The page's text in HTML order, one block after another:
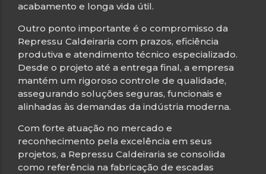
acabamento e longa vida útil.
Outro ponto importante é o compromisso da
Repressu Caldeiraria com prazos, eficiência
produtiva e atendimento técnico especializado.
Desde o projeto até a entrega final, a empresa
mantém um rigoroso controle de qualidade,
assegurando soluções seguras, funcionais e
alinhadas às demandas da indústria moderna.
Com forte atuação no mercado e
reconhecimento pela excelência em seus
projetos, a Repressu Caldeiraria se consolida
como referência na fabricação de escadas